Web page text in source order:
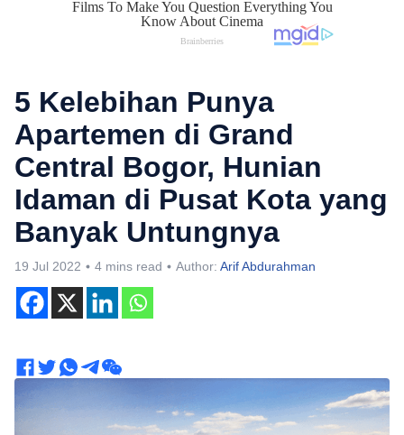
5 Kelebihan Punya
Apartemen di Grand
Central Bogor, Hunian
Idaman di Pusat Kota yang
Banyak Untungnya
19 Jul 2022 4 mins read Author: Arif Abdurahman